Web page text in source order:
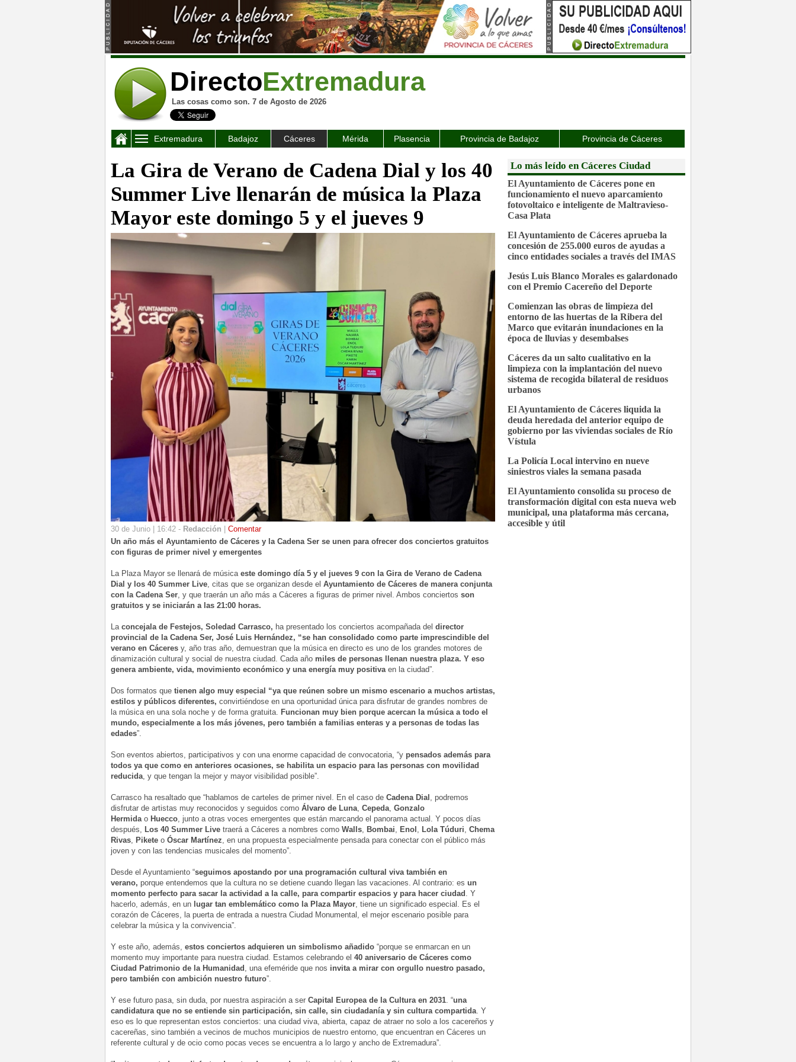
DirectoExtremadura
Las cosas como son. 7 de Agosto de 2026
Extremadura Badajoz Cáceres Mérida Plasencia Provincia de Badajoz Provincia de Cáceres
La Gira de Verano de Cadena Dial y los 40
Summer Live llenarán de música la Plaza
Mayor este domingo 5 y el jueves 9
30 de Junio | 16:42 - Redacción
Comentar
Un año más el Ayuntamiento de Cáceres y la Cadena Ser se unen para ofrecer dos conciertos gratuitos
con figuras de primer nivel y emergentes
La Plaza Mayor se llenará de música este domingo día 5 y el jueves 9 con la Gira de Verano de Cadena
Dial y los 40 Summer Live , citas que se organizan desde el Ayuntamiento de Cáceres de manera conjunta
con la Cadena Ser , y que traerán un año más a Cáceres a figuras de primer nivel. Ambos conciertos son
gratuitos y se iniciarán a las 21:00 horas.
La concejala de Festejos, Soledad Carrasco, ha presentado los conciertos acompañada del director
provincial de la Cadena Ser, José Luis Hernández, “se han consolidado como parte imprescindible del
verano en Cáceres y, año tras año, demuestran que la música en directo es uno de los grandes motores de
dinamización cultural y social de nuestra ciudad. Cada año miles de personas llenan nuestra plaza. Y eso
genera ambiente, vida, movimiento económico y una energía muy positiva en la ciudad”.
Dos formatos que tienen algo muy especial “ya que reúnen sobre un mismo escenario a muchos artistas,
estilos y públicos diferentes, convirtiéndose en una oportunidad única para disfrutar de grandes nombres de
la música en una sola noche y de forma gratuita.
Funcionan muy bien porque acercan la música a todo el
mundo, especialmente a los más jóvenes, pero también a familias enteras y a personas de todas las
edades”.
Son eventos abiertos, participativos y con una enorme capacidad de convocatoria, “y pensados además para
todos ya que como en anteriores ocasiones, se habilita un espacio para las personas con movilidad
reducida , y que tengan la mejor y mayor visibilidad posible”.
Carrasco ha resaltado que “hablamos de carteles de primer nivel. En el caso de Cadena Dial
, podremos
disfrutar de artistas muy reconocidos y seguidos como Álvaro de Luna Cepeda Gonzalo
Hermida o Huecco , junto a otras voces emergentes que están marcando el panorama actual. Y pocos días
después,
Los 40 Summer Live traerá a Cáceres a nombres como Walls Bombai Enol Lola Túduri Chema
Rivas
Pikete o Óscar Martínez , en una propuesta especialmente pensada para conectar con el público más
joven y con las tendencias musicales del momento”.
Desde el Ayuntamiento “seguimos apostando por una programación cultural viva también en
verano, porque entendemos que la cultura no se detiene cuando llegan las vacaciones. Al contrario: es un
momento perfecto para sacar la actividad a la calle, para compartir espacios y para hacer ciudad
. Y
hacerlo, además, en un lugar tan emblemático como la Plaza Mayor , tiene un significado especial. Es el
corazón de Cáceres, la puerta de entrada a nuestra Ciudad Monumental, el mejor escenario posible para
celebrar la música y la convivencia”.
Y este año, además, estos conciertos adquieren un simbolismo añadido “porque se enmarcan en un
momento muy importante para nuestra ciudad. Estamos celebrando el 40 aniversario de Cáceres como
Ciudad Patrimonio de la Humanidad
, una efeméride que nos invita a mirar con orgullo nuestro pasado,
pero también con ambición nuestro futuro”.
Y ese futuro pasa, sin duda, por nuestra aspiración a ser Capital Europea de la Cultura en 2031 . “una
candidatura que no se entiende sin participación, sin calle, sin ciudadanía y sin cultura compartida . Y
eso es lo que representan estos conciertos: una ciudad viva, abierta, capaz de atraer no solo a los cacereños y
cacereñas, sino también a vecinos de muchos municipios de nuestro entorno, que encuentran en Cáceres un
referente cultural y de ocio como pocas veces se encuentra a lo largo y ancho de Extremadura”.
Lo más leído en Cáceres Ciudad
El Ayuntamiento de Cáceres pone en
funcionamiento el nuevo aparcamiento
fotovoltaico e inteligente de Maltravieso-
Casa Plata
El Ayuntamiento de Cáceres aprueba la
concesión de 255.000 euros de ayudas a
cinco entidades sociales a través del IMAS
Jesús Luis Blanco Morales es galardonado
con el Premio Cacereño del Deporte
Comienzan las obras de limpieza del
entorno de las huertas de la Ribera del
Marco que evitarán inundaciones en la
época de lluvias y desembalses
Cáceres da un salto cualitativo en la
limpieza con la implantación del nuevo
sistema de recogida bilateral de residuos
urbanos
El Ayuntamiento de Cáceres liquida la
deuda heredada del anterior equipo de
gobierno por las viviendas sociales de Río
Vístula
La Policía Local intervino en nueve
siniestros viales la semana pasada
El Ayuntamiento consolida su proceso de
transformación digital con esta nueva web
municipal, una plataforma más cercana,
accesible y útil